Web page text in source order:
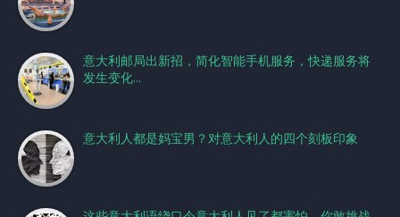
意大利邮局出新招，简化智能手机服务，快递服务将
发生变化...
意大利人都是妈宝男？对意大利人的四个刻板印象